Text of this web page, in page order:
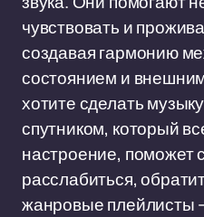
чувствовать и
создавая гармонию
состоянием и
хотите сделать
спутником, который
настроение, поможет
расслабиться,
жанровые плейлисты